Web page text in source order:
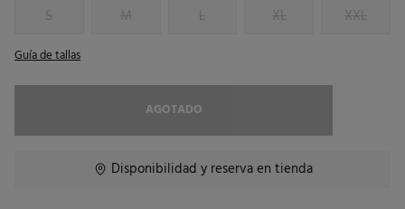
S M L XL XXL
Guía de tallas
AGOTADO
Disponibilidad y reserva en tienda